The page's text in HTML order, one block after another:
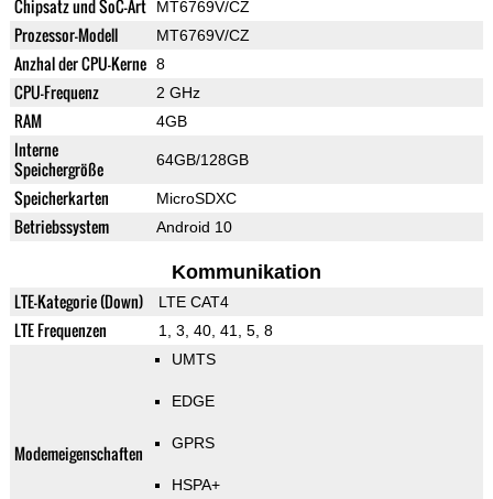
Chipsatz und SoC-Art MT6769V/CZ
Prozessor-Modell MT6769V/CZ
Anzhal der CPU-Kerne 8
CPU-Frequenz 2 GHz
RAM 4GB
Interne
Speichergröße
64GB/128GB
Speicherkarten MicroSDXC
Betriebssystem Android 10
Kommunikation
LTE-Kategorie (Down) LTE CAT4
LTE Frequenzen 1, 3, 40, 41, 5, 8
Modemeigenschaften
UMTS
EDGE
GPRS
HSPA+